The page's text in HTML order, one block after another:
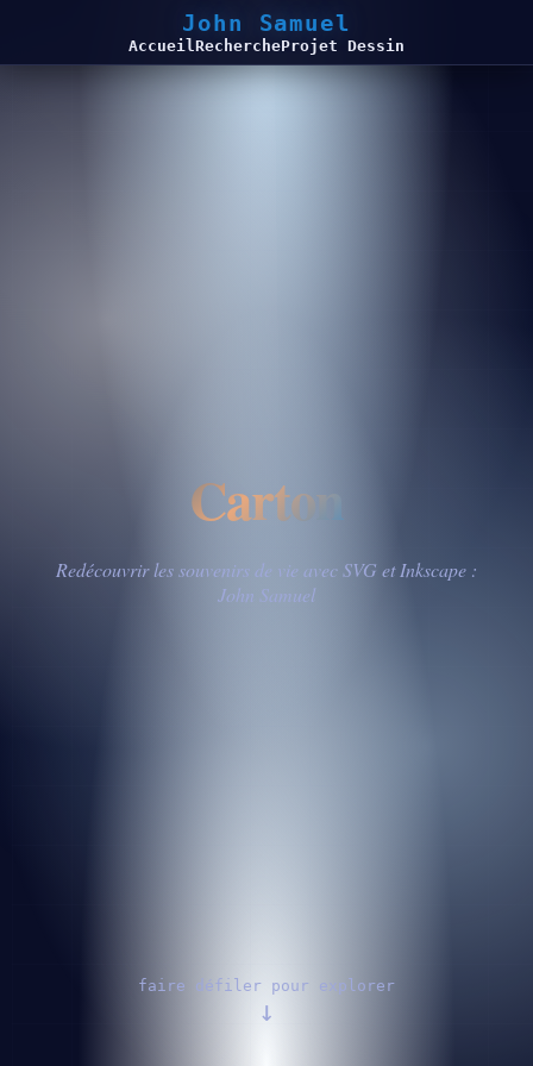
John Samuel
AccueilRechercheProjet Dessin
Carton
Redécouvrir les souvenirs de vie avec SVG et Inkscape :
John Samuel
faire défiler pour explorer